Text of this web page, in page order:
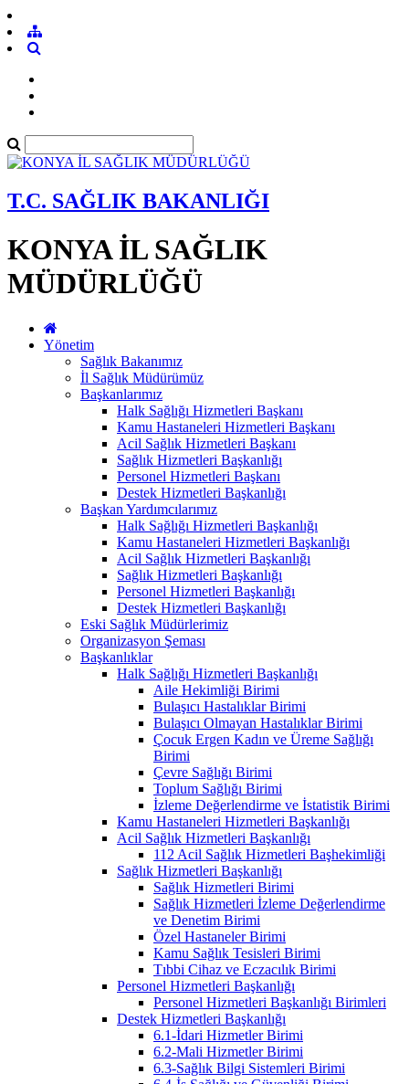
T.C. SAĞLIK BAKANLIĞI
KONYA İL SAĞLIK
MÜDÜRLÜĞÜ
Yönetim
Sağlık Bakanımız
İl Sağlık Müdürümüz
Başkanlarımız
Halk Sağlığı Hizmetleri Başkanı
Kamu Hastaneleri Hizmetleri Başkanı
Acil Sağlık Hizmetleri Başkanı
Sağlık Hizmetleri Başkanlığı
Personel Hizmetleri Başkanı
Destek Hizmetleri Başkanlığı
Başkan Yardımcılarımız
Halk Sağlığı Hizmetleri Başkanlığı
Kamu Hastaneleri Hizmetleri Başkanlığı
Acil Sağlık Hizmetleri Başkanlığı
Sağlık Hizmetleri Başkanlığı
Personel Hizmetleri Başkanlığı
Destek Hizmetleri Başkanlığı
Eski Sağlık Müdürlerimiz
Organizasyon Şeması
Başkanlıklar
Halk Sağlığı Hizmetleri Başkanlığı
Aile Hekimliği Birimi
Bulaşıcı Hastalıklar Birimi
Bulaşıcı Olmayan Hastalıklar Birimi
Çocuk Ergen Kadın ve Üreme Sağlığı
Birimi
Çevre Sağlığı Birimi
Toplum Sağlığı Birimi
İzleme Değerlendirme ve İstatistik Birimi
Kamu Hastaneleri Hizmetleri Başkanlığı
Acil Sağlık Hizmetleri Başkanlığı
112 Acil Sağlık Hizmetleri Başhekimliği
Sağlık Hizmetleri Başkanlığı
Sağlık Hizmetleri Birimi
Sağlık Hizmetleri İzleme Değerlendirme
ve Denetim Birimi
Özel Hastaneler Birimi
Kamu Sağlık Tesisleri Birimi
Tıbbi Cihaz ve Eczacılık Birimi
Personel Hizmetleri Başkanlığı
Personel Hizmetleri Başkanlığı Birimleri
Destek Hizmetleri Başkanlığı
6.1-İdari Hizmetler Birimi
6.2-Mali Hizmetler Birimi
6.3-Sağlık Bilgi Sistemleri Birimi